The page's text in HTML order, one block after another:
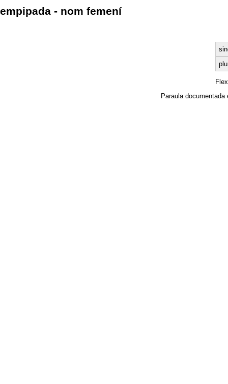
empipada - nom femení
Paraula